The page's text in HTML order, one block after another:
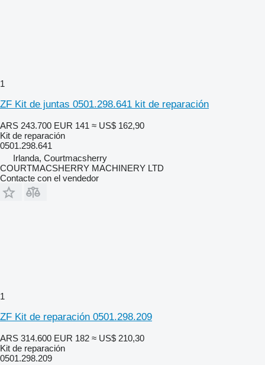
1
ZF Kit de juntas 0501.298.641 kit de reparación
ARS 243.700 EUR 141 ≈ US$ 162,90
Kit de reparación
0501.298.641
Irlanda, Courtmacsherry
COURTMACSHERRY MACHINERY LTD
Contacte con el vendedor
1
ZF Kit de reparación 0501.298.209
ARS 314.600 EUR 182 ≈ US$ 210,30
Kit de reparación
0501.298.209